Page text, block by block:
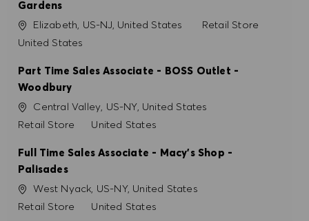
Gardens
KonumElizabeth, US-NJ, United States Kategori
Retail Store
United States
Part Time Sales Associate - BOSS Outlet -
Woodbury
KonumCentral Valley, US-NY, United States
Kategori
Retail Store United States
Full Time Sales Associate - Macy's Shop -
Palisades
Konum
West Nyack, US-NY, United States
Kategori
Retail Store United States